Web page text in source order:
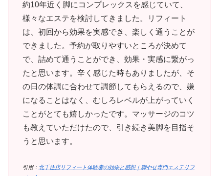
約10年近く脚にコンプレックスを感じていて、
様々なエステを検討してきました。リフィート
は、初回から効果を実感でき、楽しく通うことが
できました。予約が取りやすいところが決めて
で、詰めて通うことができ、効果・実感に繋がっ
たと思います。辛く感じた時もありましたが、そ
の日の体調に合わせて調節してもらえるので、嫌
になることはなく、むしろレベルが上がっていく
ことがとても嬉しかったです。マッサージのコツ
も教えていただけたので、引き続き美脚を目指そ
うと思います。
引用： 北千住店リフィート体験者の効果と感想｜脚やせ専門エステリフ